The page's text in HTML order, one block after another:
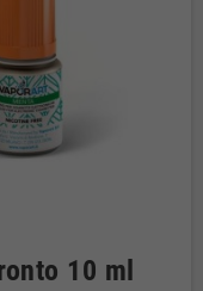
10 ml